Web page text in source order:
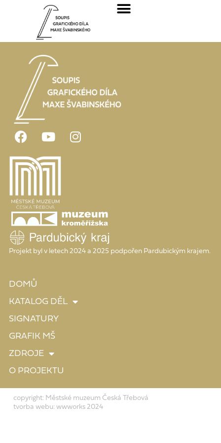
Projekt byl v letech 2024 a 2025 podpořen Pardubickým krajem.
DOMŮ
KATALOG DĚL
SIGNATURY
GRAFIK MŠ
ZDROJE
O PROJEKTU
copyright: Městské muzeum Česká Třebová
tvorba webu: wwworks 2024